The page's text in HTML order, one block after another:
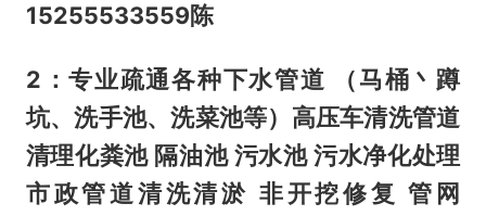
15255533559陈
2：专业疏通各种下水管道 （马桶丶蹲
坑、洗手池、洗菜池等）高压车清洗管道
清理化粪池 隔油池 污水池 污水净化处理
市政管道清洗清淤 非开挖修复 管网